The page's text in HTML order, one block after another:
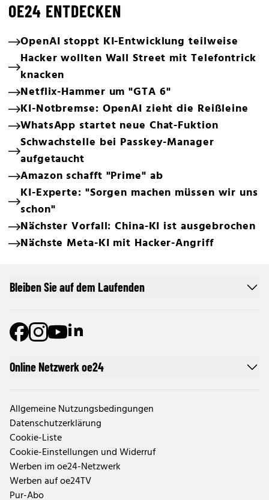
OE24 ENTDECKEN
OpenAI stoppt KI-Entwicklung teilweise
Hacker wollten Wall Street mit Telefontrick
knacken
Netflix-Hammer um "GTA 6"
KI-Notbremse: OpenAI zieht die Reißleine
WhatsApp startet neue Chat-Fuktion
Schwachstelle bei Passkey-Manager
aufgetaucht
Amazon schafft "Prime" ab
KI-Experte: "Sorgen machen müssen wir uns
schon"
Nächster Vorfall: China-KI ist ausgebrochen
Nächste Meta-KI mit Hacker-Angriff
Online Netzwerk oe24
Allgemeine Nutzungsbedingungen
Datenschutzerklärung
Cookie-Liste
Cookie-Einstellungen und Widerruf
Werben im oe24-Netzwerk
Werben auf oe24TV
Pur-Abo
Bleiben Sie auf dem Laufenden